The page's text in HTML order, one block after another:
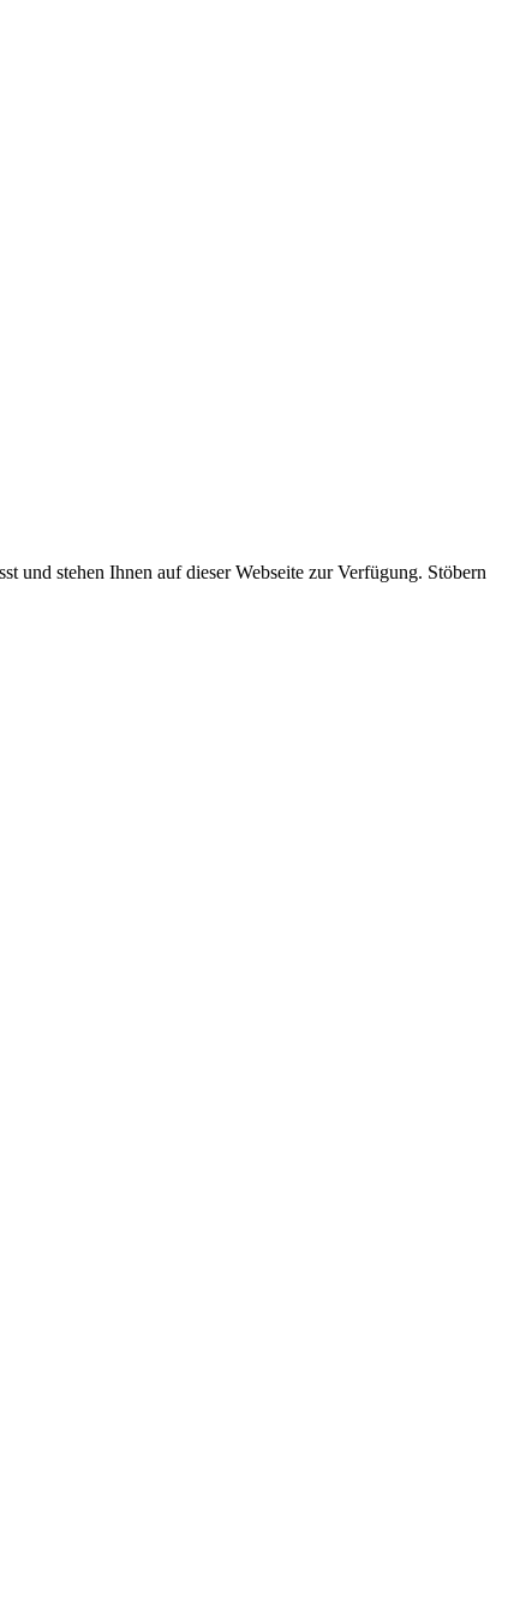
und stehen Ihnen auf dieser Webseite zur Verfügung. Stöbern